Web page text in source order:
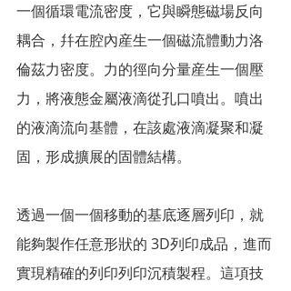
一個循環電流密度，它與瞬態磁場反向
耦合，幷在腔內産生一個磁流體動力洛
倫茲力密度。力的徑向分量産生一個壓
力，將液態金屬液滴從孔口噴出。噴出
的液滴流向基體，在該處液滴凝聚和凝
固，形成擴展的固體結構。
透過一個一個移動的基底逐層列印，就
能夠製作任意形狀的 3D列印成品，進而
實現精確的列印列印沉積製程。這項技